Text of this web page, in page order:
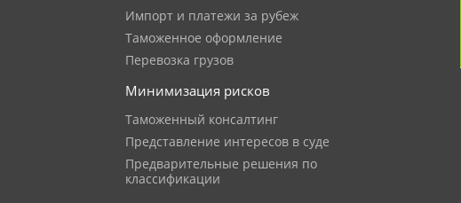
Импорт и платежи за рубеж
Таможенное оформление
Перевозка грузов
Минимизация рисков
Таможенный консалтинг
Представление интересов в суде
Предварительные решения по
классификации